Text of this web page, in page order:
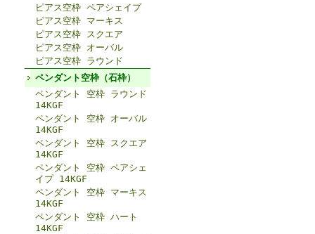
ピアス空枠 ペアシェイプ
ピアス空枠 マーキス
ピアス空枠 スクエア
ピアス空枠 オーバル
ピアス空枠 ラウンド
ペンダント空枠（石枠）
ペンダント 空枠 ラウンド
14KGF
ペンダント 空枠 オーバル
14KGF
ペンダント 空枠 スクエア
14KGF
ペンダント 空枠 ペアシェ
イプ 14KGF
ペンダント 空枠 マーキス
14KGF
ペンダント 空枠 ハート
14KGF